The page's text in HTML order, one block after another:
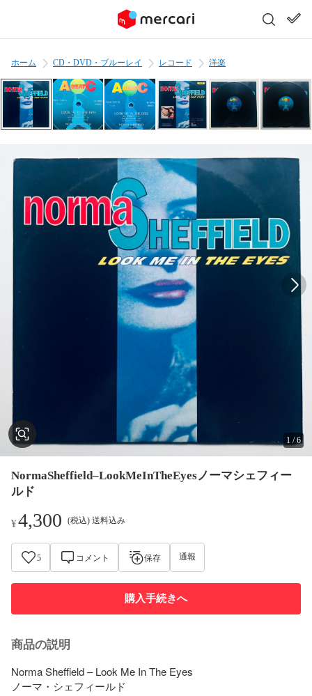
ホーム CD・DVD・ブルーレイ レコード 洋楽
1 /6
NormaSheffield–LookMeInTheEyesノーマシェフィー
ルド
¥4,300 (税込) 送料込み
5 コメント 保存 通報
購入手続きへ
商品の説明
Norma Sheffield – Look Me In The Eyes
ノーマ・シェフィールド